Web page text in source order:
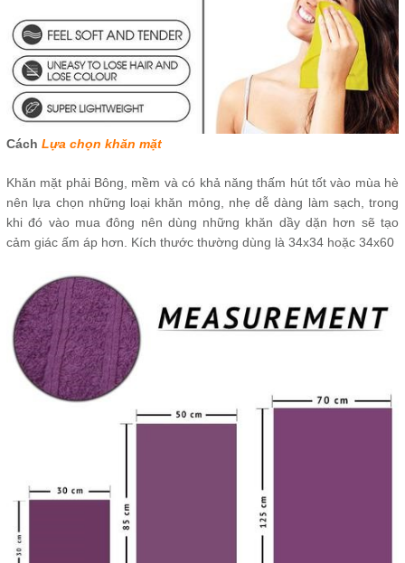
Cách Lựa chọn khăn mặt
Khăn mặt phải Bông, mềm và có khả năng thấm hút tốt vào mùa hè
nên lựa chọn những loại khăn mỏng, nhẹ dễ dàng làm sạch, trong
khi đó vào mua đông nên dùng những khăn dầy dặn hơn sẽ tạo
cảm giác ấm áp hơn. Kích thước thường dùng là 34x34 hoặc 34x60